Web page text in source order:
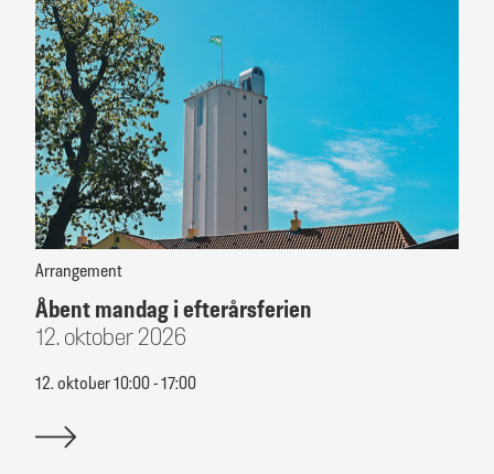
Arrangement
Åbent mandag i efterårsferien
12. oktober 2026
12. oktober 10:00 - 17:00